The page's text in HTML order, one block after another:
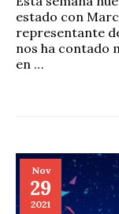
estado con
representante
nos ha contado
en …
Nov
29
2021